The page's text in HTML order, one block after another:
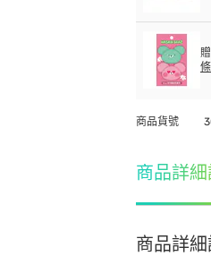
商品貨號
商品詳細
商品詳細